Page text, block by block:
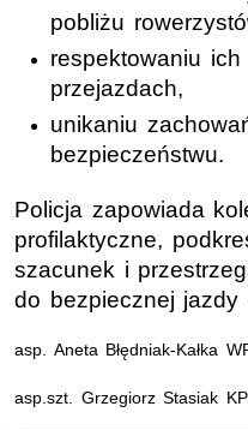
pobliżu
respektowaniu
przejazdach,
unikaniu
bezpieczeństwu.
Policja zapowiada
profilaktyczne,
szacunek i
do bezpiecznej jazdy
asp . Aneta Błędniak-Kałka
asp.szt . Grzegiorz Stasiak